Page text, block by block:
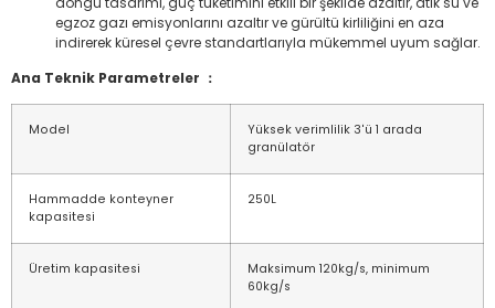
egzoz gazı emisyonlarını azaltır ve gürültü kirliliğini en aza
indirerek küresel çevre standartlarıyla mükemmel uyum sağlar.
Ana Teknik Parametreler ：
Model
Yüksek verimlilik 3'ü 1 arada
granülatör
Hammadde konteyner
kapasitesi
250L
Üretim kapasitesi
Maksimum 120kg/s, minimum
60kg/s